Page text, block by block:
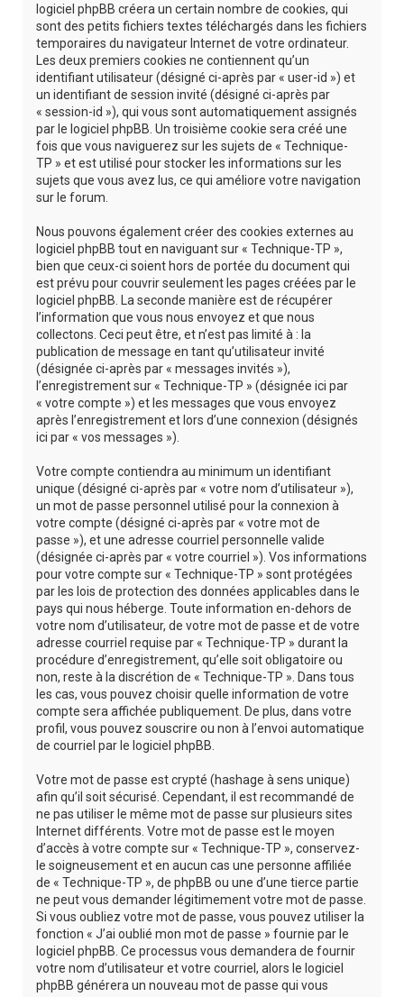
logiciel phpBB créera un certain nombre de cookies, qui
sont des petits fichiers textes téléchargés dans les fichiers
temporaires du navigateur Internet de votre ordinateur.
Les deux premiers cookies ne contiennent qu’un
identifiant utilisateur (désigné ci-après par « user-id ») et
un identifiant de session invité (désigné ci-après par
« session-id »), qui vous sont automatiquement assignés
par le logiciel phpBB. Un troisième cookie sera créé une
fois que vous naviguerez sur les sujets de « Technique-
TP » et est utilisé pour stocker les informations sur les
sujets que vous avez lus, ce qui améliore votre navigation
sur le forum.
Nous pouvons également créer des cookies externes au
logiciel phpBB tout en naviguant sur « Technique-TP »,
bien que ceux-ci soient hors de portée du document qui
est prévu pour couvrir seulement les pages créées par le
logiciel phpBB. La seconde manière est de récupérer
l’information que vous nous envoyez et que nous
collectons. Ceci peut être, et n’est pas limité à : la
publication de message en tant qu’utilisateur invité
(désignée ci-après par « messages invités »),
l’enregistrement sur « Technique-TP » (désignée ici par
« votre compte ») et les messages que vous envoyez
après l’enregistrement et lors d’une connexion (désignés
ici par « vos messages »).
Votre compte contiendra au minimum un identifiant
unique (désigné ci-après par « votre nom d’utilisateur »),
un mot de passe personnel utilisé pour la connexion à
votre compte (désigné ci-après par « votre mot de
passe »), et une adresse courriel personnelle valide
(désignée ci-après par « votre courriel »). Vos informations
pour votre compte sur « Technique-TP » sont protégées
par les lois de protection des données applicables dans le
pays qui nous héberge. Toute information en-dehors de
votre nom d’utilisateur, de votre mot de passe et de votre
adresse courriel requise par « Technique-TP » durant la
procédure d’enregistrement, qu’elle soit obligatoire ou
non, reste à la discrétion de « Technique-TP ». Dans tous
les cas, vous pouvez choisir quelle information de votre
compte sera affichée publiquement. De plus, dans votre
profil, vous pouvez souscrire ou non à l’envoi automatique
de courriel par le logiciel phpBB.
Votre mot de passe est crypté (hashage à sens unique)
afin qu’il soit sécurisé. Cependant, il est recommandé de
ne pas utiliser le même mot de passe sur plusieurs sites
Internet différents. Votre mot de passe est le moyen
d’accès à votre compte sur « Technique-TP », conservez-
le soigneusement et en aucun cas une personne affiliée
de « Technique-TP », de phpBB ou une d’une tierce partie
ne peut vous demander légitimement votre mot de passe.
Si vous oubliez votre mot de passe, vous pouvez utiliser la
fonction « J’ai oublié mon mot de passe » fournie par le
logiciel phpBB. Ce processus vous demandera de fournir
votre nom d’utilisateur et votre courriel, alors le logiciel
phpBB générera un nouveau mot de passe qui vous